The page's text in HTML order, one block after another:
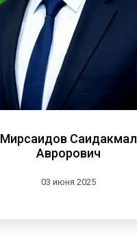
Мирсаидов Саидакмал
Аврорович
03 июня 2025